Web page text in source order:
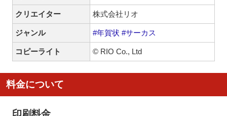
クリエイター 株式会社リオ
ジャンル #年賀状 #サーカス
コピーライト © RIO Co., Ltd
料金について